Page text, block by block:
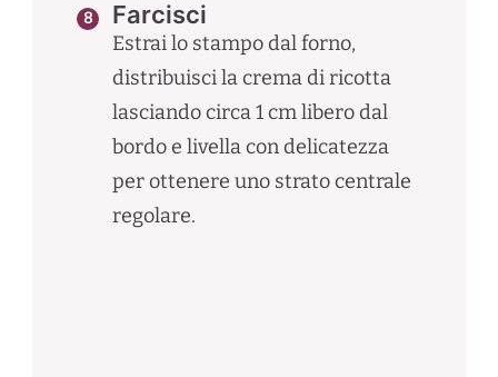
Farcisci
Estrai lo stampo dal forno,
distribuisci la crema di ricotta
lasciando circa 1 cm libero dal
bordo e livella con delicatezza
per ottenere uno strato centrale
regolare.